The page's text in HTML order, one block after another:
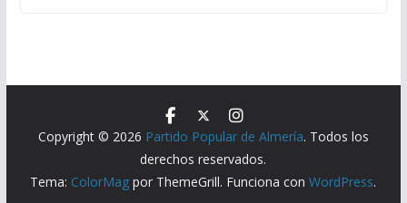
Copyright © 2026 Partido Popular de Almería. Todos los
derechos reservados.
Tema: ColorMag por ThemeGrill. Funciona conWordPress.